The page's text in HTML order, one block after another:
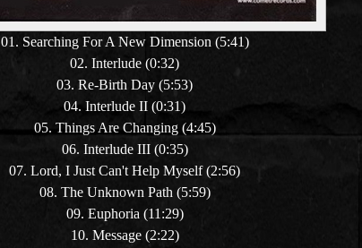
01. Searching For A New Dimension (5:41)
02. Interlude (0:32)
03. Re-Birth Day (5:53)
04. Interlude II (0:31)
05. Things Are Changing (4:45)
06. Interlude III (0:35)
07. Lord, I Just Can't Help Myself (2:56)
08. The Unknown Path (5:59)
09. Euphoria (11:29)
10. Message (2:22)